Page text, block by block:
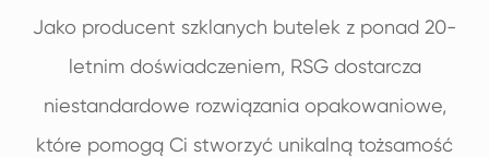
Jako producent szklanych butelek z ponad 20-
letnim doświadczeniem, RSG dostarcza
niestandardowe rozwiązania opakowaniowe,
które pomogą Ci stworzyć unikalną tożsamość